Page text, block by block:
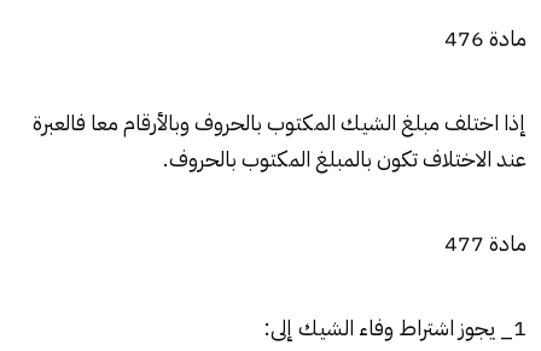
مادة 476
إذا اختلف مبلغ الشيك المكتوب بالحروف وبالأرقام معا فالعبرة
عند الاختلاف تكون بالمبلغ المكتوب بالحروف.
مادة 477
1_ يجوز اشتراط وفاء الشيك إلى: